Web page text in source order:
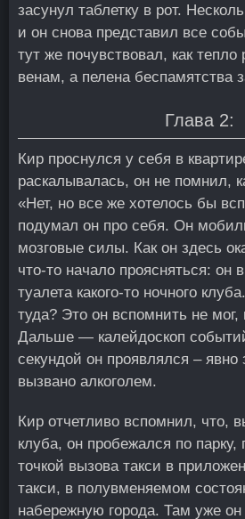
засунул таблетку в рот.
и он снова представил все
тут же почувствовал, как тепло
венам, а пелена беспамятства
Глава 2:
Кир проснулся у себя в
раскалывалась, он не помнил,
«Нет, но все же хотелось бы
подумал он про себя. Он
мозговые силы. Как он здесь
что-то начало проясняться: он
туалета какого-то ночного
туда? Это он вспомнить не мог,
Дальше — калейдоскоп
секундой он проявлялся –
вызвано алкоголем.
Кир отчетливо вспомнил, что,
клуба, он пробежался по
точкой вызова такси в
такси, в полувменяемом
набережную города. Там уже он